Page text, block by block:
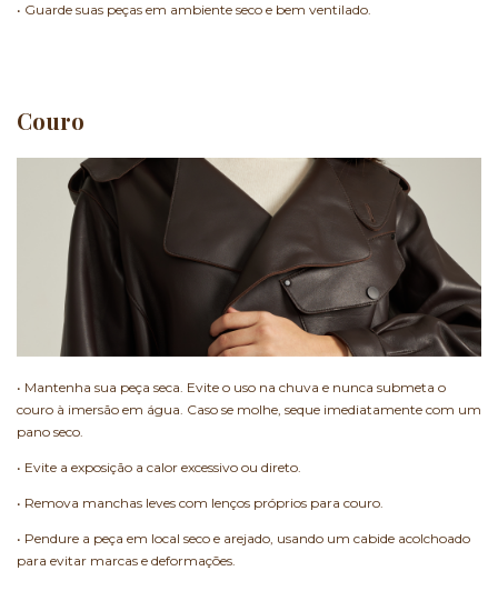
• Guarde suas peças em ambiente seco e bem ventilado.
Couro
• Mantenha sua peça seca. Evite o uso na chuva e nunca submeta o
couro à imersão em água. Caso se molhe, seque imediatamente com um
pano seco.
• Evite a exposição a calor excessivo ou direto.
• Remova manchas leves com lenços próprios para couro.
• Pendure a peça em local seco e arejado, usando um cabide acolchoado
para evitar marcas e deformações.